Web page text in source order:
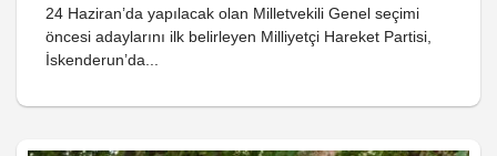
24 Haziran’da yapılacak olan Milletvekili Genel seçimi
öncesi adaylarını ilk belirleyen Milliyetçi Hareket Partisi,
İskenderun’da...